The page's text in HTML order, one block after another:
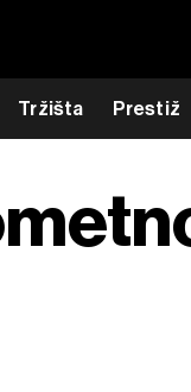
Tržišta Prestiž